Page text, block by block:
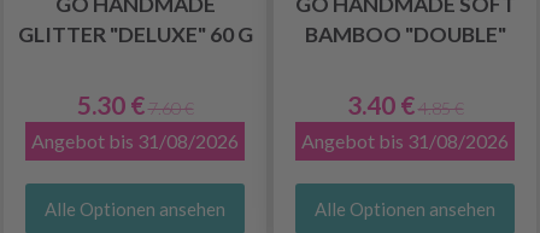
GLITTER "DELUXE" 60 G
5.30 € 7.60 €
Angebot bis 31/08/2026
Alle Optionen ansehen
BAMBOO "DOUBLE"
3.40 € 4.85 €
Angebot bis 31/08/2026
Alle Optionen ansehen